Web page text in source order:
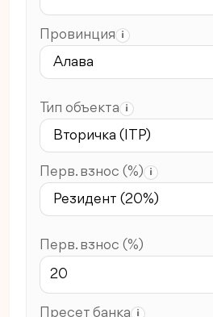
Провинция i
Тип объекта i
Перв. взнос (%) i
Перв. взнос (%)
Пресет банка i